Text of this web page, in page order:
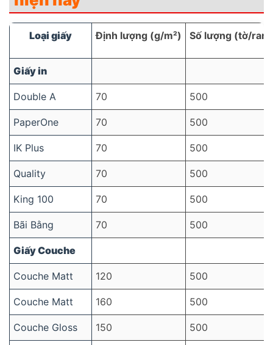
Loại giấy Định lượng (g/m²) Số lượng (tờ/
Giấy in
Double A 70 500
PaperOne 70 500
IK Plus 70 500
Quality 70 500
King 100 70 500
Bãi Bằng 70 500
Giấy Couche
Couche Matt 120 500
Couche Matt 160 500
Couche Gloss 150 500